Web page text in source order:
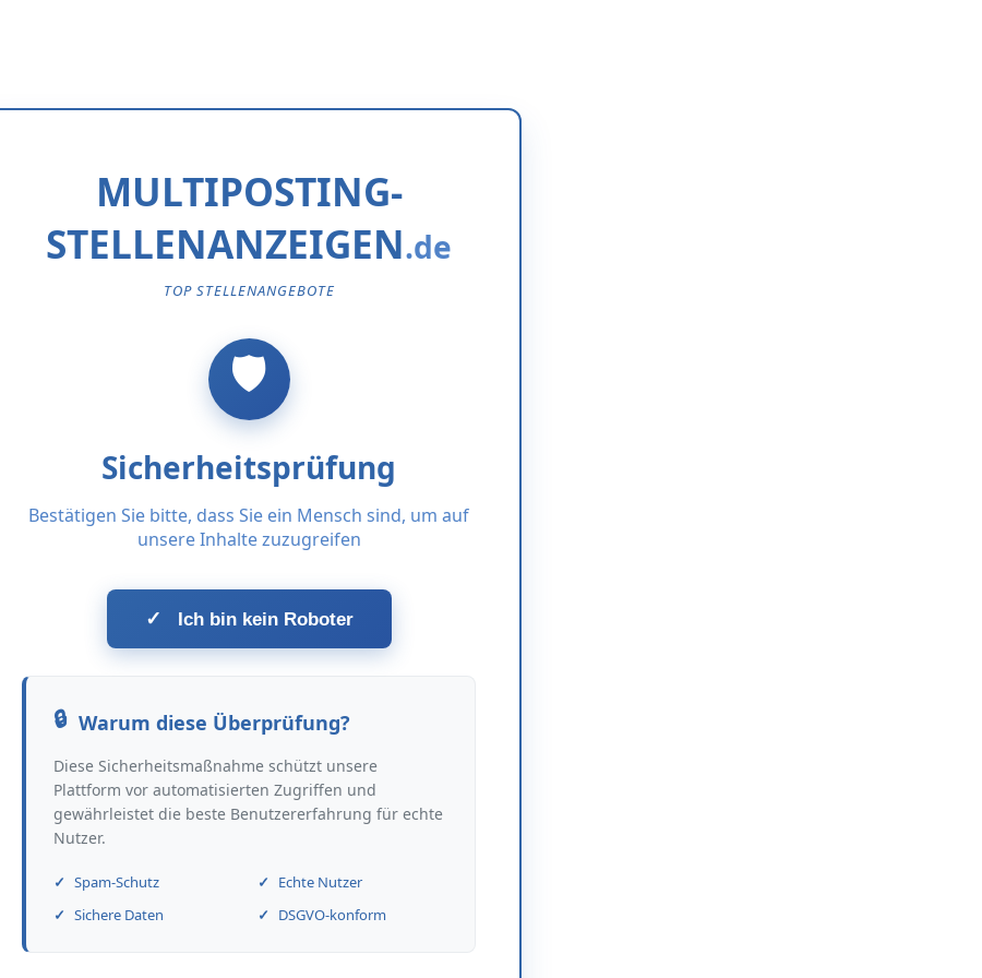
MULTIPOSTING-
STELLENANZEIGEN
TOP STELLENANGEBOTE
Sicherheitsprüfung
Bestätigen Sie bitte, dass Sie ein Mensch sind, um auf
unsere Inhalte zuzugreifen
✓ Ich bin kein Roboter
Warum diese Überprüfung?
Diese Sicherheitsmaßnahme schützt unsere
Plattform vor automatisierten Zugriffen und
gewährleistet die beste Benutzererfahrung für echte
Nutzer.
Spam-Schutz
Echte Nutzer
Sichere Daten
DSGVO-konform